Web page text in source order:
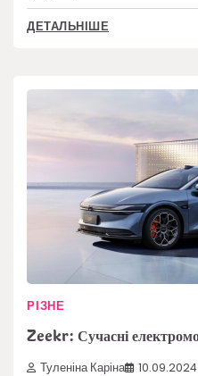
ДЕТАЛЬНІШЕ
РІЗНЕ
Zeekr: Сучасні
Туленіна Каріна 10.09.2024